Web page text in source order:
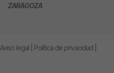
ZARAGOZA
Aviso legal Política de privacidad